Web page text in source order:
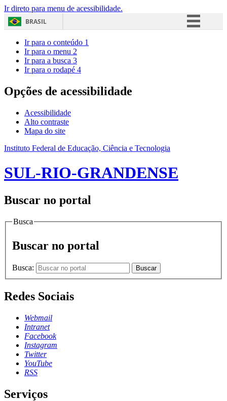
Ir direto para menu de acessibilidade.
BRASIL
Acesso à informação
Ir para o conteúdo 1
Ir para o menu 2
Ir para a busca 3
Ir para o rodapé 4
Opções de acessibilidade
Acessibilidade
Alto contraste
Mapa do site
Instituto Federal de Educação, Ciência e Tecnologia
SUL-RIO-GRANDENSE
Buscar no portal
Busca
Buscar no portal
Busca: Buscar
Redes Sociais
Webmail
Intranet
Facebook
Instagram
Twitter
YouTube
RSS
Serviços